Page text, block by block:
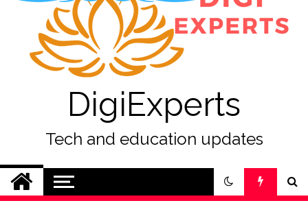
DigiExperts
Tech and education updates